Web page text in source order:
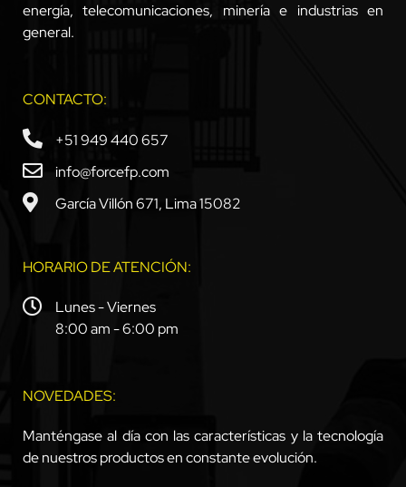
energía, telecomunicaciones, minería e industrias en
general.
CONTACTO:
+51 949 440 657
info@forcefp.com
García Villón 671, Lima 15082
HORARIO DE ATENCIÓN:
Lunes - Viernes
8:00 am - 6:00 pm
NOVEDADES:
Manténgase al día con las características y la tecnología
de nuestros productos en constante evolución.